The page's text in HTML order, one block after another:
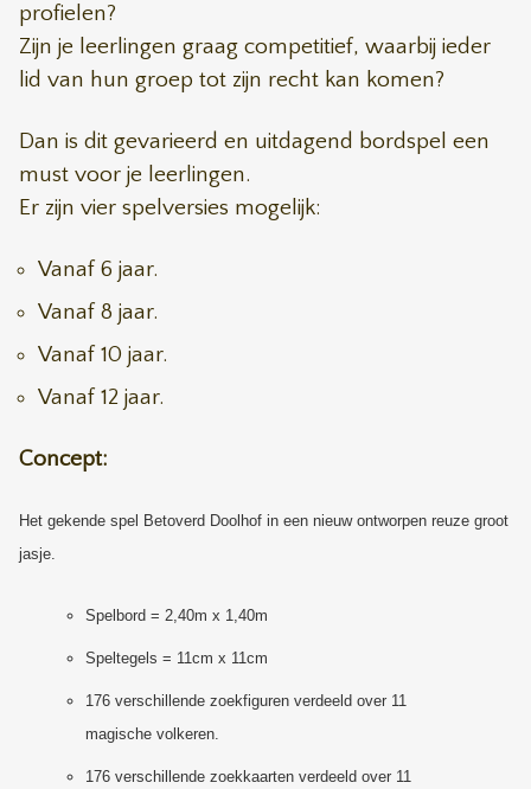
profielen?
Zijn je leerlingen graag competitief, waarbij ieder
lid van hun groep tot zijn recht kan komen?
Dan is dit gevarieerd en uitdagend bordspel een
must voor je leerlingen.
Er zijn vier spelversies mogelijk:
Vanaf 6 jaar.
Vanaf 8 jaar.
Vanaf 10 jaar.
Vanaf 12 jaar.
Concept:
Het gekende spel Betoverd Doolhof in een nieuw ontworpen reuze groot
jasje.
Spelbord = 2,40m x 1,40m
Speltegels = 11cm x 11cm
176 verschillende zoekfiguren verdeeld over 11
magische volkeren.
176 verschillende zoekkaarten verdeeld over 11